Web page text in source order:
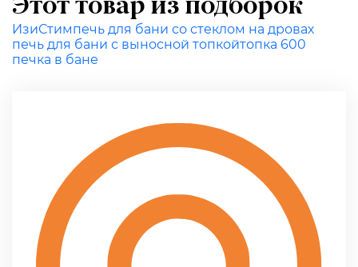
Этот товар из подборок
ИзиСтимпечь для бани со стеклом на дровах
печь для бани с выносной топкойтопка 600
печка в бане